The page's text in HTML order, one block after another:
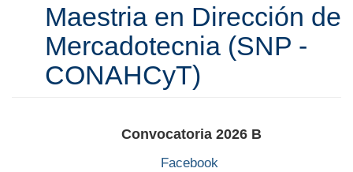
Maestria en Dirección de
Mercadotecnia (SNP -
CONAHCyT)
Convocatoria 2026 B
Facebook